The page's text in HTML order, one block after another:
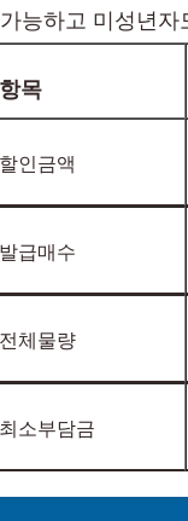
능하고 미성년
항목
할인금액
발급매수
전체물량
최소부담금